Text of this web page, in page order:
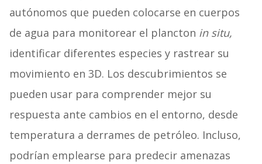
autónomos que pueden colocarse en cuerpos
de agua para monitorear el plancton in situ,
identificar diferentes especies y rastrear su
movimiento en 3D. Los descubrimientos se
pueden usar para comprender mejor su
respuesta ante cambios en el entorno, desde
temperatura a derrames de petróleo. Incluso,
podrían emplearse para predecir amenazas